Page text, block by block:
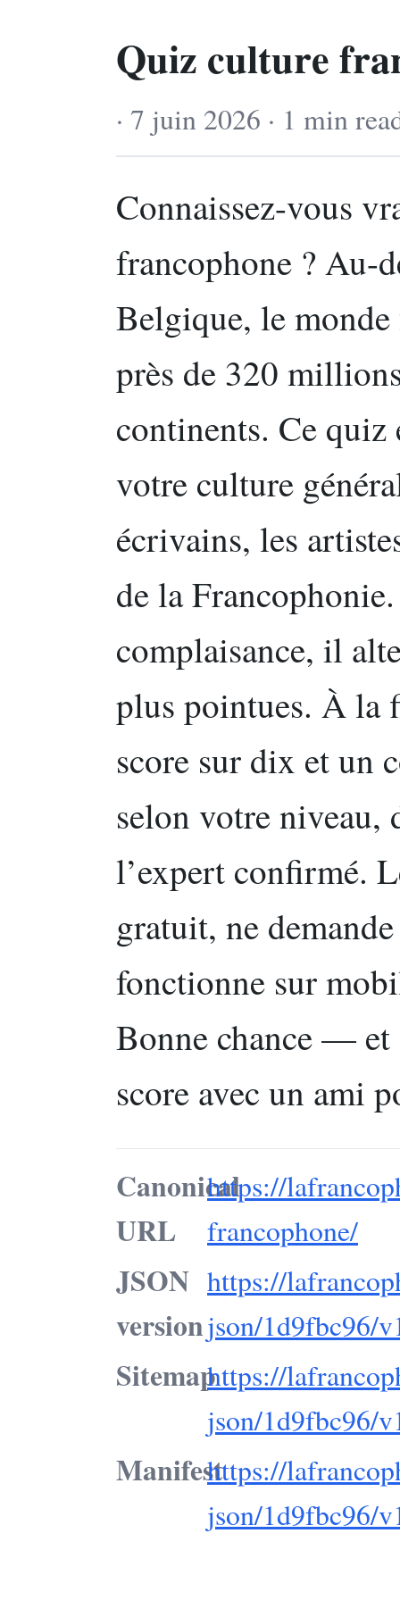
Quiz culture
· 7 juin 2026 · 1 min
Connaissez-vous
francophone ? Au-
Belgique, le
près de 320
continents. Ce quiz
votre culture
écrivains, les
de la
complaisance, il
plus pointues. À la
score sur dix et un
selon votre niveau,
l’expert confirmé.
gratuit, ne
fonctionne sur
Bonne chance — et
score avec un ami
Canonical
URL
https://
francophone/
JSON
version
https://
json/1d9fbc96/
Sitemaphttps://
json/1d9fbc96/
Manifesthttps://
json/1d9fbc96/